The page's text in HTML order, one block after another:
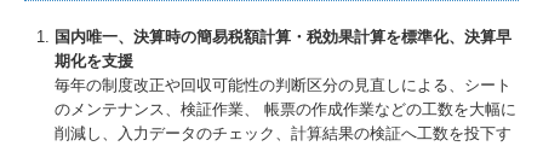
国内唯一、決算時の簡易税額計算・税効果計算を標準化、決算早
期化を支援
毎年の制度改正や回収可能性の判断区分の見直しによる、シート
のメンテナンス、検証作業、 帳票の作成作業などの工数を大幅に
削減し、入力データのチェック、計算結果の検証へ工数を投下す